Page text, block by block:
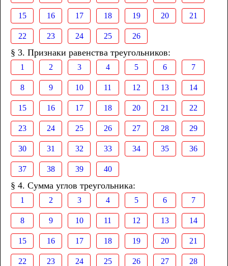
15 16 17 18 19 20 21
22 23 24 25 26
§ 3. Признаки равенства треугольников:
1 2 3 4 5 6 7
8 9 10 11 12 13 14
15 16 17 18 20 21 22
23 24 25 26 27 28 29
30 31 32 33 34 35 36
37 38 39 40
§ 4. Сумма углов треугольника:
1 2 3 4 5 6 7
8 9 10 11 12 13 14
15 16 17 18 19 20 21
22 23 24 25 26 27 28